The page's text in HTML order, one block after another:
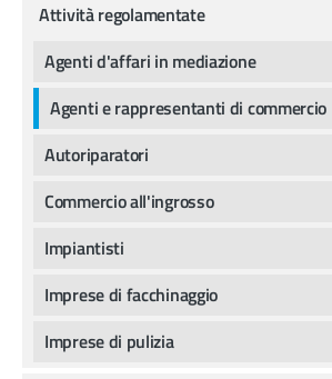
Attività regolamentate
Agenti d'affari in mediazione
Agenti e rappresentanti di commercio
Autoriparatori
Commercio all'ingrosso
Impiantisti
Imprese di facchinaggio
Imprese di pulizia